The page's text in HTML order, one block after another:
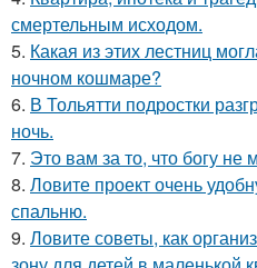
смертельным исходом.
5. Какая из этих лестниц
ночном кошмаре?
6. В Тольятти подростки
ночь.
7. Это вам за то, что богу не
8. Ловите проект очень
спальню.
9. Ловите советы, как